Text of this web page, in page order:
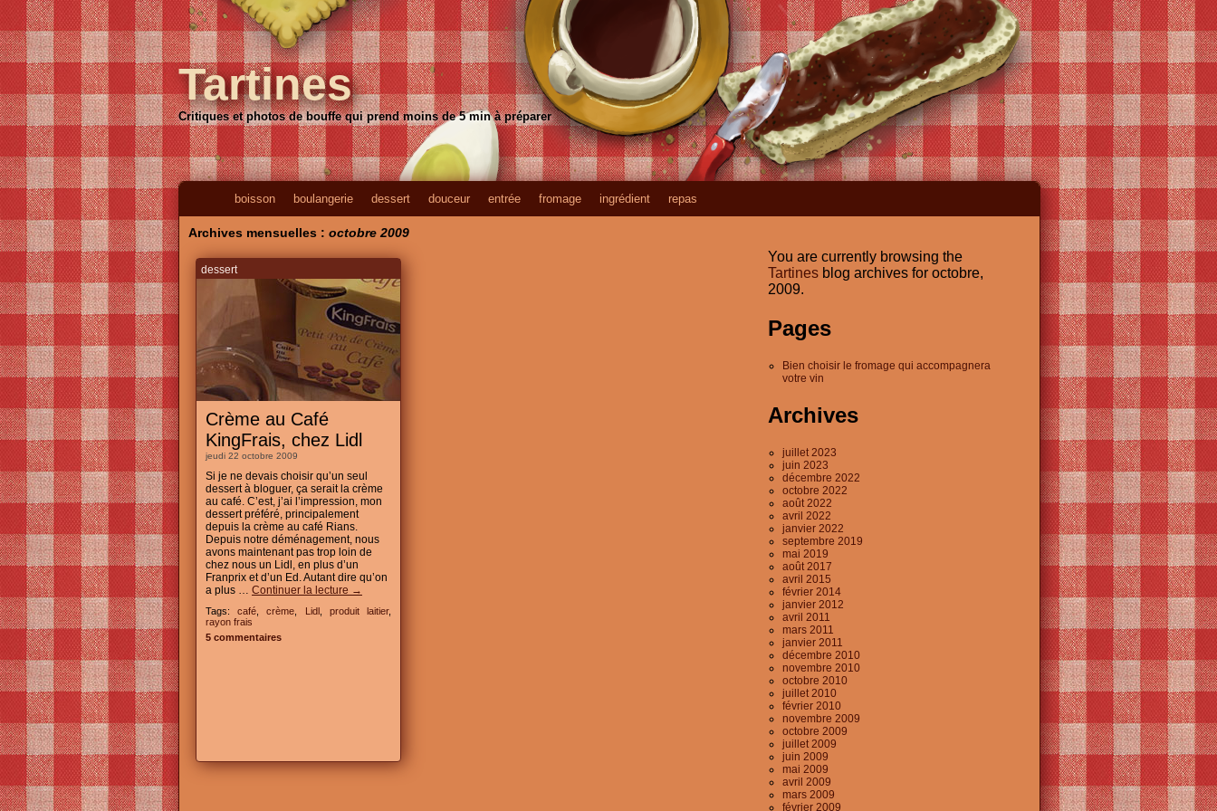
Tartines
Critiques et photos de bouffe qui prend moins de 5 min à préparer
boisson boulangerie dessert douceur entrée fromage ingrédient repas
Archives mensuelles : octobre 2009
dessert
Crème au Café
KingFrais, chez Lidl
jeudi 22 octobre 2009
Si je ne devais choisir qu’un seul
dessert à bloguer, ça serait la crème
au café. C’est, j’ai l’impression, mon
dessert préféré, principalement
depuis la crème au café Rians.
Depuis notre déménagement, nous
avons maintenant pas trop loin de
chez nous un Lidl, en plus d’un
Franprix et d’un Ed. Autant dire qu’on
a plus … Continuer la lecture →
Tags:café ,crème Lidl, produit laitier,
rayon frais
5 commentaires
You are currently browsing the
Tartines blog archives for octobre,
2009.
Pages
Bien choisir le fromage qui accompagnera
votre vin
Archives
juillet 2023
juin 2023
décembre 2022
octobre 2022
août 2022
avril 2022
janvier 2022
septembre 2019
mai 2019
août 2017
avril 2015
février 2014
janvier 2012
avril 2011
mars 2011
janvier 2011
décembre 2010
novembre 2010
octobre 2010
juillet 2010
février 2010
novembre 2009
octobre 2009
juillet 2009
juin 2009
mai 2009
avril 2009
mars 2009
février 2009